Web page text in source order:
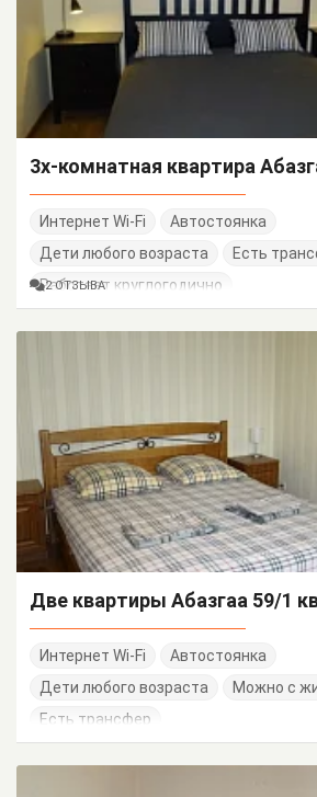
3х-комнатная квартира
Интернет Wi-Fi
Автостоянка
Дети любого возраста
Есть
Работает круглогодично
2 ОТЗЫВА
Две квартиры Абазгаа 59/1
Интернет Wi-Fi
Автостоянка
Дети любого возраста
Можно с
Есть трансфер